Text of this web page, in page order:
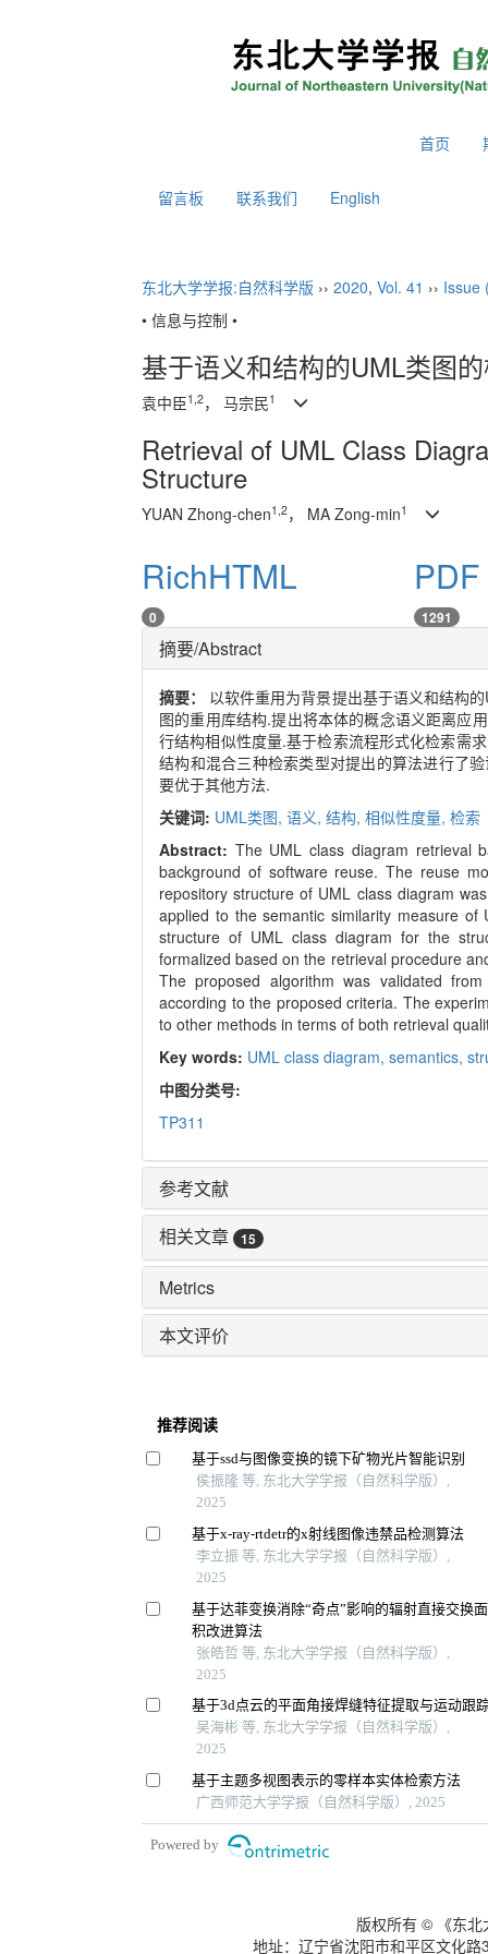
首页
留言板 联系我们 English
东北大学学报:自然科学版 ›› 2020, Vol. 41 ›› Issue
• 信息与控制 •
基于语义和结构的UML类图
袁中臣1,2， 马宗民1
Retrieval of UML Class
Structure
YUAN Zhong-chen1,2， MA Zong-min1
RichHTML
0 1291
摘要/Abstract
摘要： 以软件重用为背景提出基于语义和结构
图的重用库结构.提出将本体的概念语义距离应
行结构相似性度量.基于检索流程形式化检索需
结构和混合三种检索类型对提出的算法进行了
要优于其他方法.
关键词: UML类图, 语义, 结构, 相似性度量, 检索
Abstract: The UML class diagram retrieval
background of software reuse. The reuse
repository structure of UML class diagram
applied to the semantic similarity measure
structure of UML class diagram for the
formalized based on the retrieval procedure
The proposed algorithm was validated
according to the proposed criteria. The
to other methods in terms of both retrieval
Key words: UML class diagram, semantics,
中图分类号:
TP311
参考文献
相关文章
15
Metrics
本文评价
推荐阅读
基于ssd与图像变换的镜下矿物光片智能识别
侯振隆 等, 东北大学学报（自然科学版）,
2025
基于x-ray-rtdetr的x射线图像违禁品检测算法
李立振 等, 东北大学学报（自然科学版）,
2025
基于达菲变换消除“奇点”影响的辐射直接交换面
积改进算法
张皓哲 等, 东北大学学报（自然科学版）,
2025
基于3d点云的平面角接焊缝特征提取与运动跟
吴海彬 等, 东北大学学报（自然科学版）,
2025
基于主题多视图表示的零样本实体检索方法
广西师范大学学报（自然科学版）, 2025
Powered by
版权所有 © 《东北
地址：辽宁省沈阳市和平区文化